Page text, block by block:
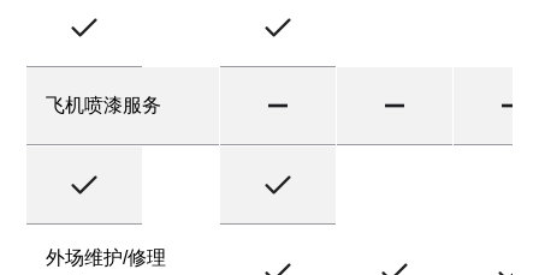
飞机喷漆服务
外场维护/修理